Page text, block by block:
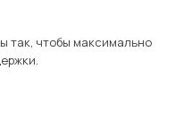
так, чтобы максимально